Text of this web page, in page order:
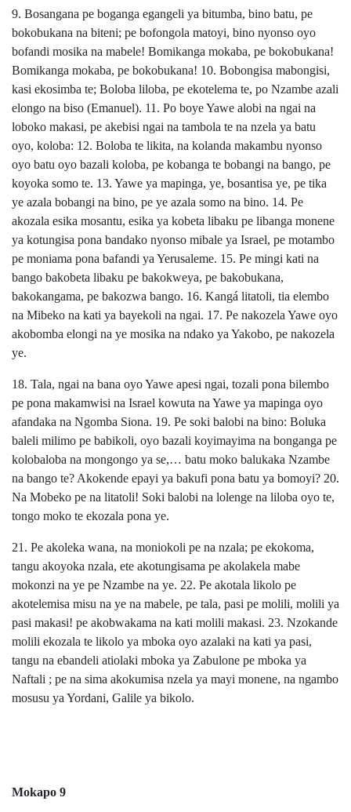
9. Bosangana pe boganga egangeli ya bitumba, bino batu, pe
bokobukana na biteni; pe bofongola matoyi, bino nyonso oyo
bofandi mosika na mabele! Bomikanga mokaba, pe bokobukana!
Bomikanga mokaba, pe bokobukana! 10. Bobongisa mabongisi,
kasi ekosimba te; Boloba liloba, pe ekotelema te, po Nzambe azali
elongo na biso (Emanuel). 11. Po boye Yawe alobi na ngai na
loboko makasi, pe akebisi ngai na tambola te na nzela ya batu
oyo, koloba: 12. Boloba te likita, na kolanda makambu nyonso
oyo batu oyo bazali koloba, pe kobanga te bobangi na bango, pe
koyoka somo te. 13. Yawe ya mapinga, ye, bosantisa ye, pe tika
ye azala bobangi na bino, pe ye azala somo na bino. 14. Pe
akozala esika mosantu, esika ya kobeta libaku pe libanga monene
ya kotungisa pona bandako nyonso mibale ya Israel, pe motambo
pe moniama pona bafandi ya Yerusaleme. 15. Pe mingi kati na
bango bakobeta libaku pe bakokweya, pe bakobukana,
bakokangama, pe bakozwa bango. 16. Kangá litatoli, tia elembo
na Mibeko na kati ya bayekoli na ngai. 17. Pe nakozela Yawe oyo
akobomba elongi na ye mosika na ndako ya Yakobo, pe nakozela
ye.
18. Tala, ngai na bana oyo Yawe apesi ngai, tozali pona bilembo
pe pona makamwisi na Israel kowuta na Yawe ya mapinga oyo
afandaka na Ngomba Siona. 19. Pe soki balobi na bino: Boluka
baleli milimo pe babikoli, oyo bazali koyimayima na bonganga pe
kolobaloba na mongongo ya se,… batu moko balukaka Nzambe
na bango te? Akokende epayi ya bakufi pona batu ya bomoyi? 20.
Na Mobeko pe na litatoli! Soki balobi na lolenge na liloba oyo te,
tongo moko te ekozala pona ye.
21. Pe akoleka wana, na moniokoli pe na nzala; pe ekokoma,
tangu akoyoka nzala, ete akotungisama pe akolakela mabe
mokonzi na ye pe Nzambe na ye. 22. Pe akotala likolo pe
akotelemisa misu na ye na mabele, pe tala, pasi pe molili, molili ya
pasi makasi! pe akobwakama na kati molili makasi. 23. Nzokande
molili ekozala te likolo ya mboka oyo azalaki na kati ya pasi,
tangu na ebandeli atiolaki mboka ya Zabulone pe mboka ya
Naftali ; pe na sima akokumisa nzela ya mayi monene, na ngambo
mosusu ya Yordani, Galile ya bikolo.
Mokapo 9